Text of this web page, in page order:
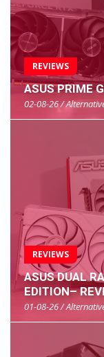
REVIEWS
ASUS PRIME
02-08-26 /
REVIEWS
ASUS DUAL
EDITION–
01-08-26 /